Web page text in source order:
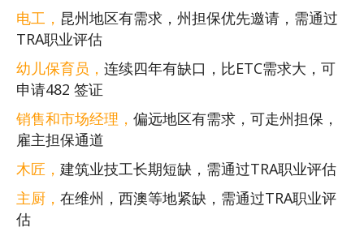
电工， 昆州地区有需求，州担保优先邀请，需通过
TRA职业评估‌
幼儿保育员， 连续四年有缺口，比ETC需求大，可
申请482 签证
销售和市场经理， 偏远地区有需求，可走州担保，
雇主担保通道
木匠， 建筑业技工长期短缺，需通过TRA职业评估‌
主厨， 在维州，西澳等地紧缺，需通过TRA职业评
估‌